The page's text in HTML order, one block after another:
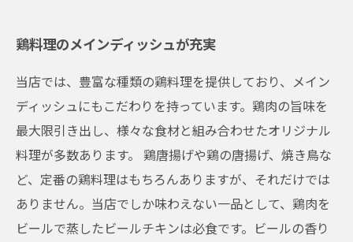
鶏料理のメインディッシュが充実
当店では、豊富な種類の鶏料理を提供しており、メイン
ディッシュにもこだわりを持っています。鶏肉の旨味を
最大限引き出し、様々な食材と組み合わせたオリジナル
料理が多数あります。 鶏唐揚げや鶏の唐揚げ、焼き鳥な
ど、定番の鶏料理はもちろんありますが、それだけでは
ありません。当店でしか味わえない一品として、鶏肉を
ビールで蒸したビールチキンは必食です。ビールの香り